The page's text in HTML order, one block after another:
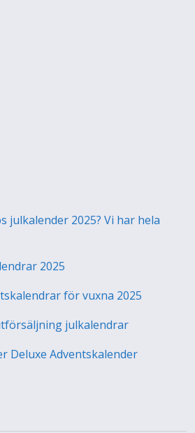
julkalender 2025? Vi har hela
2025
för vuxna 2025
julkalendrar
Deluxe Adventskalender